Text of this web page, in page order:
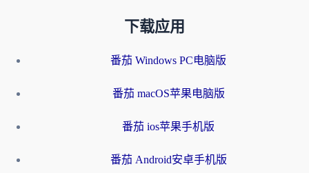
下载应用
番茄 Windows PC电脑版
番茄 macOS苹果电脑版
番茄 ios苹果手机版
番茄 Android安卓手机版